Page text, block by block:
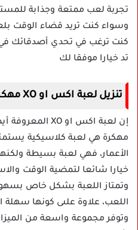
تجربة لعب ممتعة وجذابة
وسواء كنت تريد قضاء الوقت
كنت ترغب في تحدي أصدقائك في
تد خيارا موفقا لك
تنزيل لعبة اكس او XO مهكرة
إن لعبة اكس او XO المعروفة أيضا باسم لعبة
مهكرة هي لعبة كلاسيكية
الأعمار، فهي لعبة بسيطة
خيارا شائعا لتمضية الوقت
وتمتاز اللعبة بشكل خاص
اللعب، علاوة علىى كونها سهلة
وتوفر مجموعة واسعة من